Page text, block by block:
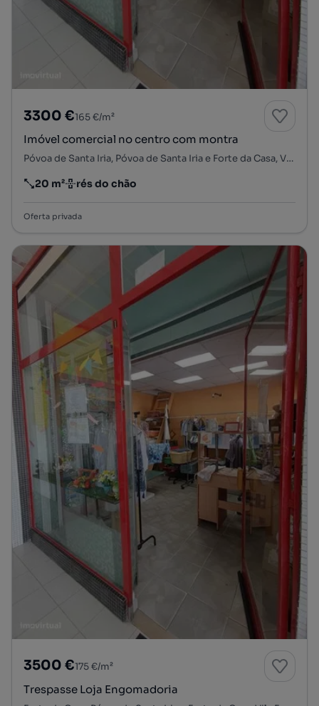
3300 €165 €/m²
Imóvel comercial no centro com montra
Póvoa de Santa Iria, Póvoa de Santa Iria e Forte da Casa, Vila Franca de Xira, Lisboa
Preço por metro quadrado
20 m²
Andar rés do chão
Oferta privada
3500 €175 €/m²
Trespasse Loja Engomadoria